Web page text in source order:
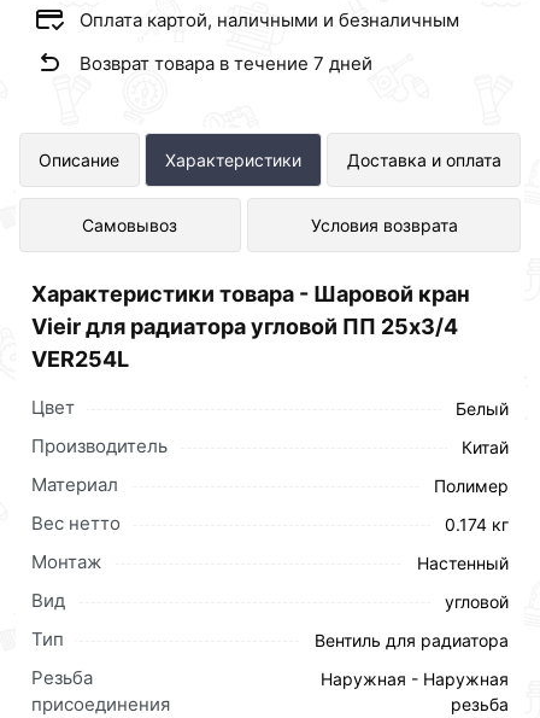
Оплата картой, наличными и безналичным
Возврат товара в течение 7 дней
Описание Характеристики Доставка и оплата
Самовывоз Условия возврата
Шаровой кран Vieir для радиатора
угловой ПП 25х3/4 VER254L
представлен в интернет-магазине
254 рублей.
Характеристики товара - Шаровой кран
Vieir для радиатора угловой ПП 25х3/4
VER254L
Цвет Белый
Производитель Китай
Материал Полимер
Вес нетто 0.174 кг
Монтаж Настенный
Вид угловой
Тип Вентиль для радиатора
Резьба
присоединения
Наружная - Наружная
резьба